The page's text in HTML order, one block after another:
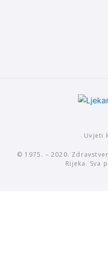
Uvjeti
© 1975. – 2020.
Rijeka. Sva